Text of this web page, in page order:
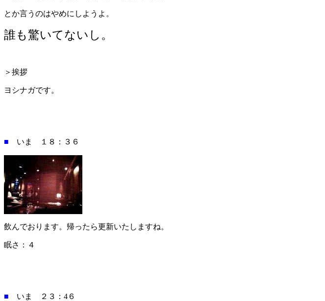
とか言うのはやめにしようよ。
誰も驚いてないし。
＞挨拶
ヨシナガです。
■ いま １８：３６
飲んでおります。帰ったら更新いたしますね。
眠さ：４
■ いま ２３：4６